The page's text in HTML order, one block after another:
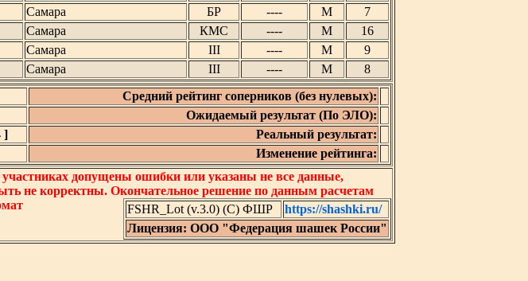
Самара БР ---- М
7
Самара КМС ---- М
16
Самара III ---- М
9
Самара III ---- М
8
Средний рейтинг соперников (без нулевых):
Ожидаемый результат (По ЭЛО):
]
Реальный результат:
Изменение рейтинга:
допущены ошибки или указаны не все данные,
не корректны. Окончательное решение по данным расчетам
FSHR_Lot (v.3.0) (C) ФШР
https://shashki.ru/
Лицензия: ООО "Федерация шашек России"